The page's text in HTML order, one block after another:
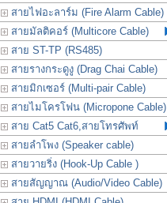
สายไฟอะลาร์ม (Fire Alarm Cable)
สายมัลติคอร์ (Multicore Cable)
สาย ST-TP (RS485)
สายรางกระดูงู (Drag Chai Cable)
สายมิกเซอร์ (Multi-pair Cable)
สายไมโครโฟน (Micropone Cable)
สาย Cat5 Cat6,สายโทรศัพท์
สายลำโพง (Speaker cable)
สายวายริ่ง (Hook-Up Cable )
สายสัญญาณ (Audio/Video Cable)